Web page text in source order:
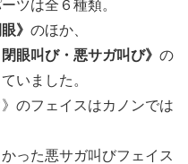
ツは全６種類。
》 のほか、
閉眼叫び・悪サガ叫び》 の
いました。
のフェイスはカノンでは
った悪サガ叫びフェイス